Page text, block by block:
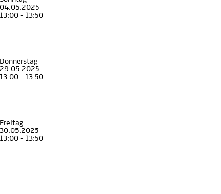
04.05.2025
13:00 - 13:50
Donnerstag
29.05.2025
13:00 - 13:50
Freitag
30.05.2025
13:00 - 13:50